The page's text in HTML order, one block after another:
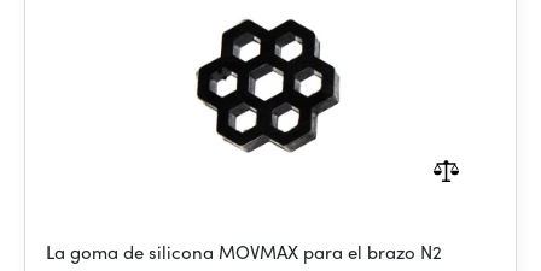
La goma de silicona MOVMAX para el brazo N2